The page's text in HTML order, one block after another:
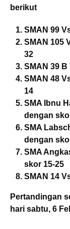
berikut
SMAN 99
SMAN 105
32
SMAN 39 B
SMAN 48
14
SMA Ibnu
dengan
SMA
dengan
SMA
skor 15-25
SMAN 14
Pertandingan
hari sabtu, 6